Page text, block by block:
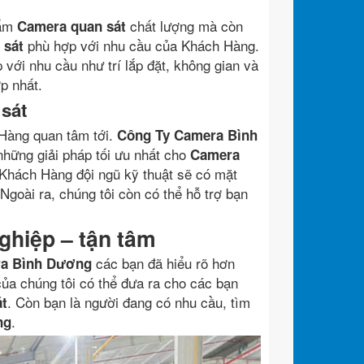
Camera quan sát chất lượng mà còn
sát phù hợp với nhu cầu của Khách Hàng.
nhu cầu như trí lắp đặt, không gian và
nhất.
quan tâm tới. Công Ty Camera Bình
giải pháp tối ưu nhất cho Camera
Hàng đội ngũ kỹ thuật sẽ có mặt
ra, chúng tôi còn có thể hỗ trợ bạn
– tận tâm
Bình Dương các bạn đã hiểu rõ hơn
chúng tôi có thể đưa ra cho các bạn
. Còn bạn là người đang có nhu cầu, tìm
.